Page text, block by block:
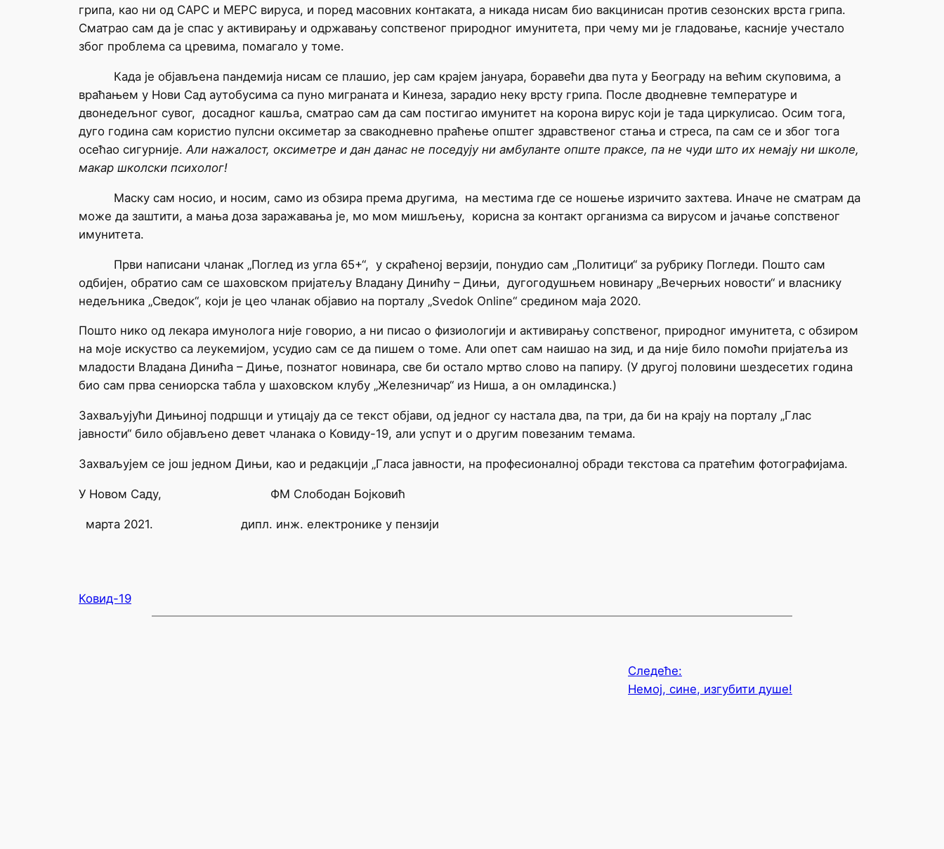
грипа, као ни од САРС и МЕРС вируса, и поред масовних контаката, а никада нисам био вакцинисан против сезонских врста грипа.
Сматрао сам да је спас у активирању и одржавању сопственог природног имунитета, при чему ми је гладовање, касније учестало
због проблема са цревима, помагало у томе.
Када је објављена пандемија нисам се плашио, јер сам крајем јануара, боравећи два пута у Београду на већим скуповима, а
враћањем у Нови Сад аутобусима са пуно миграната и Кинеза, зарадио неку врсту грипа. После дводневне температуре и
двонедељног сувог, досадног кашља, сматрао сам да сам постигао имунитет на корона вирус који је тада циркулисао. Осим тога,
дуго година сам користио пулсни оксиметар за свакодневно праћење општег здравственог стања и стреса, па сам се и због тога
осећао сигурније. Али нажалост, оксиметре и дан данас не поседују ни амбуланте опште праксе, па не чуди што их немају ни школе,
макар школски психолог!
Маску сам носио, и носим, само из обзира према другима, на местима где се ношење изричито захтева. Иначе не сматрам да
може да заштити, а мања доза заражавања је, мо мом мишљењу, корисна за контакт организма са вирусом и јачање сопственог
имунитета.
Први написани чланак „Поглед из угла 65+“, у скраћеној верзији, понудио сам „Политици“ за рубрику Погледи. Пошто сам
одбијен, обратио сам се шаховском пријатељу Владану Динићу – Дињи, дугогодушњем новинару „Вечерњих новости“ и власнику
недељника „Сведок“, који је цео чланак објавио на порталу „Svedok Online“ средином маја 2020.
Пошто нико од лекара имунолога није говорио, а ни писао о физиологији и активирању сопственог, природног имунитета, с обзиром
на моје искуство са леукемијом, усудио сам се да пишем о томе. Али опет сам наишао на зид, и да није било помоћи пријатеља из
младости Владана Динића – Диње, познатог новинара, све би остало мртво слово на папиру. (У другој половини шездесетих година
био сам прва сениорска табла у шаховском клубу „Железничар“ из Ниша, а он омладинска.)
Захваљујући Дињиној подршци и утицају да се текст објави, од једног су настала два, па три, да би на крају на порталу „Глас
јавности“ било објављено девет чланака о Ковиду-19, али успут и о другим повезаним темама.
Захваљујем се још једном Дињи, као и редакцији „Гласа јавности, на професионалној обради текстова са пратећим фотографијама.
У Новом Саду, ФМ Слободан Бојковић
марта 2021. дипл. инж. електронике у пензији
Ковид-19
Следеће:
Немој, сине, изгубити душе!